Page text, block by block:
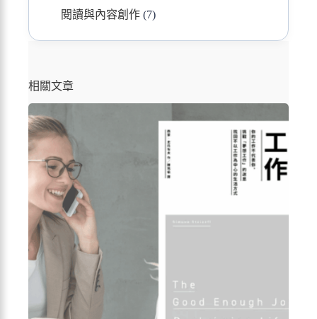
閱讀與內容創作 (7)
相關文章